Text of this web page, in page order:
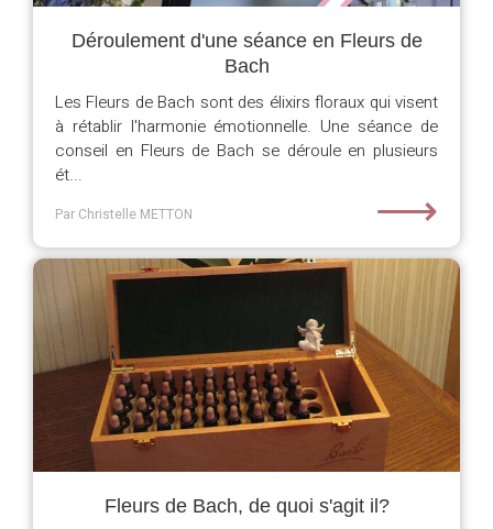
Déroulement d'une séance en Fleurs de
Bach
Les Fleurs de Bach sont des élixirs floraux qui visent
à rétablir l'harmonie émotionnelle. Une séance de
conseil en Fleurs de Bach se déroule en plusieurs
ét...
Par Christelle METTON ⟶
Fleurs de Bach, de quoi s'agit il?